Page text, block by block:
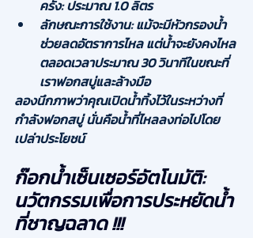
ครั้ง: ประมาณ 1.0 ลิตร
ลักษณะการใช้งาน: แม้จะมีหัวกรองน้ำ
ช่วยลดอัตราการไหล แต่น้ำจะยังคงไหล
ตลอดเวลาประมาณ 30 วินาทีในขณะที่
เราฟอกสบู่และล้างมือ
ลองนึกภาพว่าคุณเปิดน้ำทิ้งไว้ในระหว่างที่
กำลังฟอกสบู่ นั่นคือน้ำที่ไหลลงท่อไปโดย
เปล่าประโยชน์
ก๊อกน้ำเซ็นเซอร์อัตโนมัติ:
นวัตกรรมเพื่อการประหยัดน้ำ
ที่ชาญฉลาด !!!